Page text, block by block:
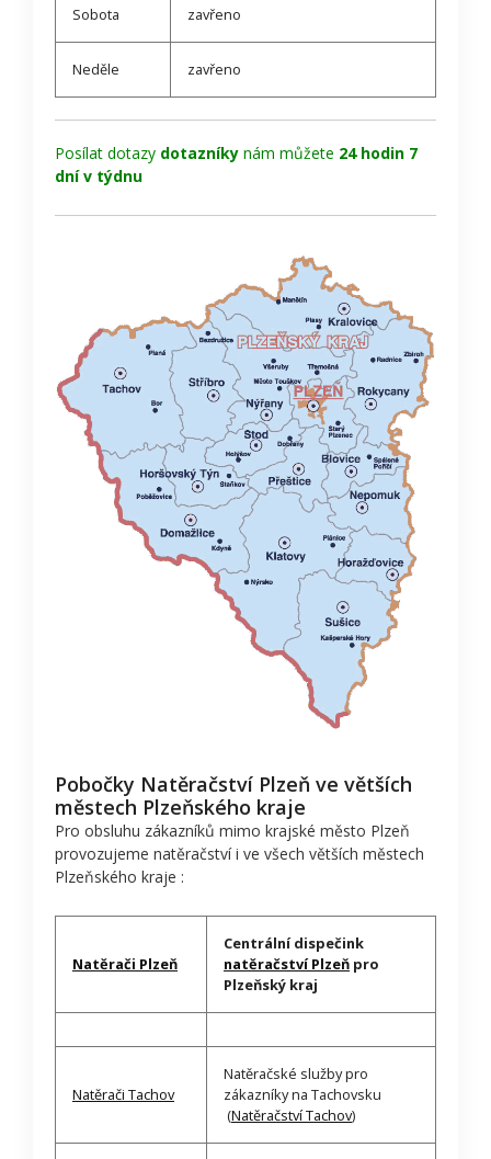
Sobota zavřeno
Neděle zavřeno
Posílat dotazy dotazníky nám můžete 24 hodin 7
dní v týdnu
Pobočky Natěračství Plzeň ve větších
městech Plzeňského kraje
Pro obsluhu zákazníků mimo krajské město Plzeň
provozujeme natěračství i ve všech větších městech
Plzeňského kraje :
Natěrači Plzeň
Centrální dispečink
natěračství Plzeň pro
Plzeňský kraj
Natěrači Tachov
Natěračské služby pro
zákazníky na Tachovsku
(Natěračství Tachov)